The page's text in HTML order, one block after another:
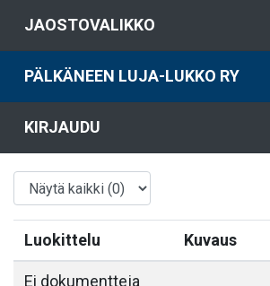
JAOSTOVALIKKO
PÄLKÄNEEN LUJA-LUKKO RY
KIRJAUDU
Luokittelu Kuvaus
Ei dokumentteja